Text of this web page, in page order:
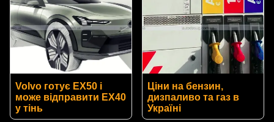
Volvo готує EX50 і
може відправити EX40
у тінь
Ціни на бензин,
дизпаливо та газ в
Україні